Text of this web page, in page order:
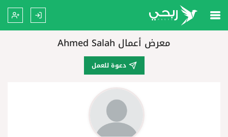
معرض أعمال Ahmed Salah
دعوة للعمل